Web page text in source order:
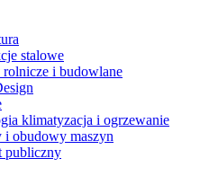
stalowe
i budowlane
klimatyzacja i ogrzewanie
i obudowy maszyn
publiczny